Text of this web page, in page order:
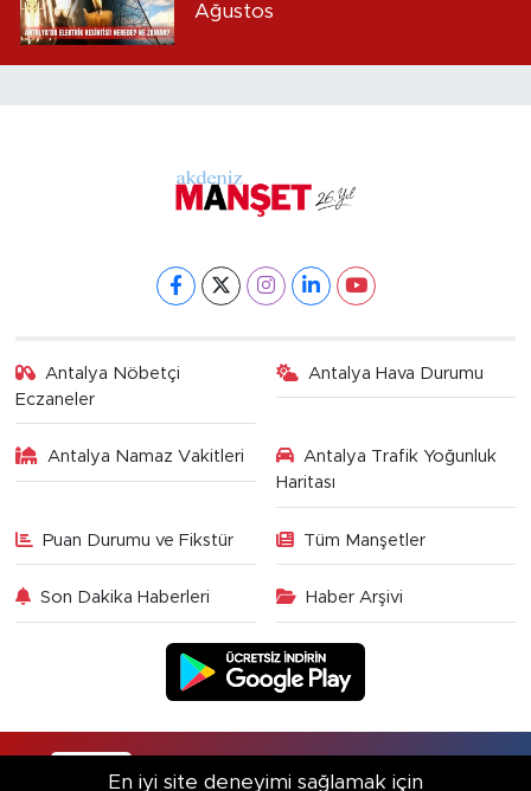
Ağustos
Antalya Nöbetçi
Eczaneler
Antalya Hava Durumu
Antalya Namaz Vakitleri
Antalya Trafik Yoğunluk
Haritası
Puan Durumu ve Fikstür Tüm Manşetler
Son Dakika Haberleri Haber Arşivi
RSS Copyright © 2025. Her hakkı saklıdır.
En iyi site deneyimi sağlamak için